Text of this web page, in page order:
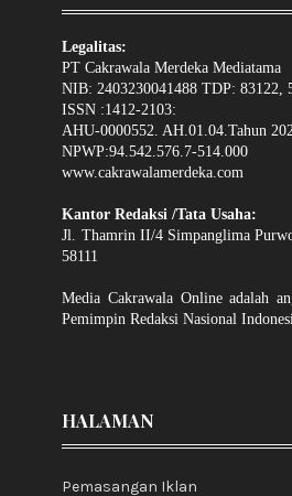
Legalitas:
PT Cakrawala Merdeka Mediatama
NIB: 2403230041488 TDP: 83122,
ISSN :1412-2103:
AHU-0000552. AH.01.04.Tahun
NPWP:94.542.576.7-514.000
www.cakrawalamerdeka.com
Kantor Redaksi /Tata Usaha:
Jl. Thamrin II/4 Simpanglima
58111
Media Cakrawala Online adalah
Pemimpin Redaksi Nasional
HALAMAN
Pemasangan Iklan